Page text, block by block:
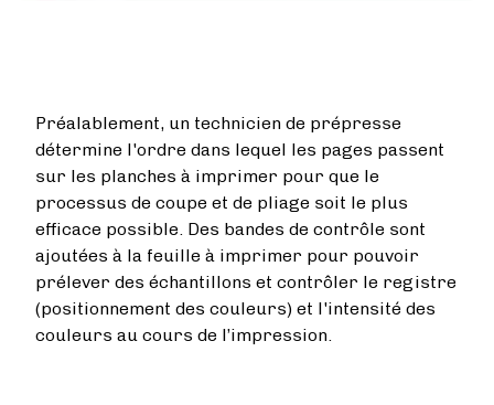
Préalablement, un technicien de prépresse
détermine l'ordre dans lequel les pages passent
sur les planches à imprimer pour que le
processus de coupe et de pliage soit le plus
efficace possible. Des bandes de contrôle sont
ajoutées à la feuille à imprimer pour pouvoir
prélever des échantillons et contrôler le registre
(positionnement des couleurs) et l'intensité des
couleurs au cours de l’impression.